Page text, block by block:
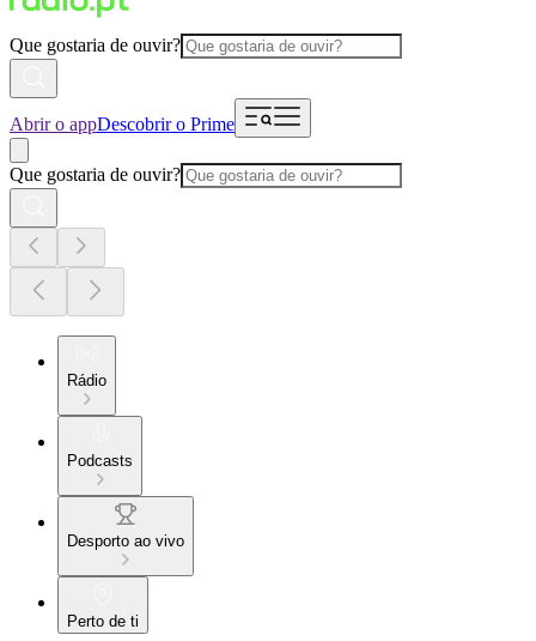
Que gostaria de ouvir?
Abrir o appDescobrir o Prime
Que gostaria de ouvir?
Rádio
Podcasts
Desporto ao vivo
Perto de ti